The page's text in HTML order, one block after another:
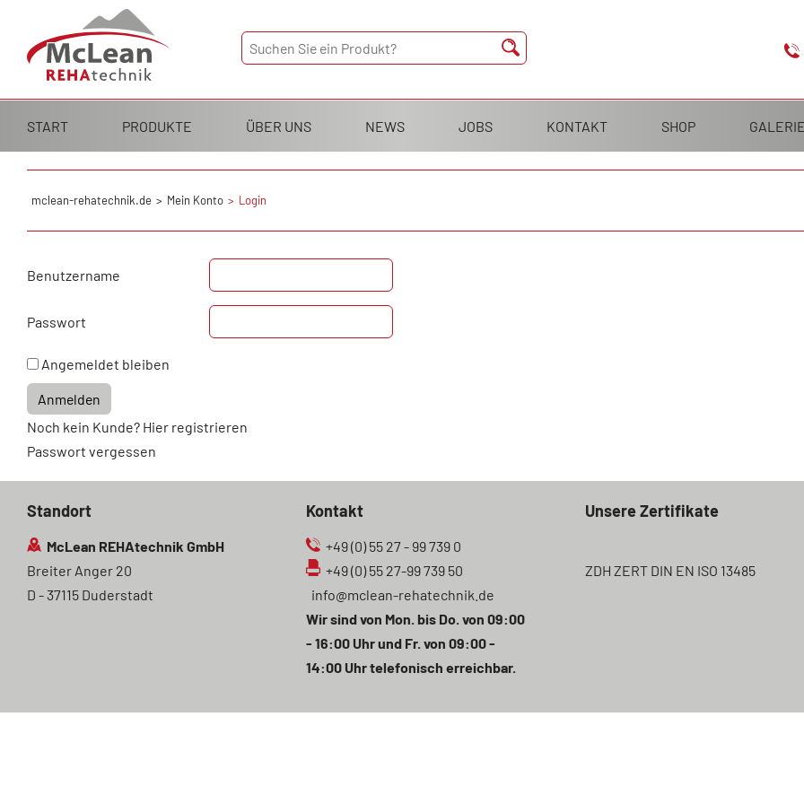
Navigation
überspringen
START PRODUKTE ÜBER UNS NEWS JOBS KONTAKT SHOP GALERIE
mclean-rehatechnik.de Mein Konto Login
Benutzername
Passwort
Angemeldet bleiben
Anmelden
Noch kein Kunde? Hier registrieren
Passwort vergessen
Standort
McLean REHAtechnik GmbH
Breiter Anger 20
D - 37115 Duderstadt
Kontakt
+49 (0) 55 27 - 99 739 0
+49 (0) 55 27-99 739 50
info@mclean-rehatechnik.de
Wir sind von Mon. bis Do. von 09:00
- 16:00 Uhr und Fr. von 09:00 -
14:00 Uhr telefonisch erreichbar.
Unsere Zertifikate
ZDH ZERT DIN EN ISO 13485